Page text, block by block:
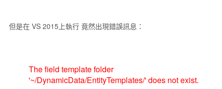
但是在 VS 2015上執行 竟然出現錯誤訊息：
The field template folder
'~/DynamicData/EntityTemplates/' does not exist.